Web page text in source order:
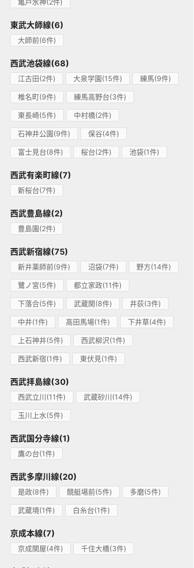
亀戸水神(2件)
東武大師線(6)
大師前(6件)
西武池袋線(68)
江古田(2件) 大泉学園(15件) 練馬(9件)
椎名町(9件) 練馬高野台(3件)
東長崎(5件) 中村橋(2件)
石神井公園(9件) 保谷(4件)
富士見台(8件) 桜台(2件) 池袋(1件)
西武有楽町線(7)
新桜台(7件)
西武豊島線(2)
豊島園(2件)
西武新宿線(75)
新井薬師前(9件) 沼袋(7件) 野方(14件)
鷺ノ宮(5件) 都立家政(11件)
下落合(5件) 武蔵関(8件) 井荻(3件)
中井(1件) 高田馬場(1件) 下井草(4件)
上石神井(5件) 西武柳沢(1件)
西武新宿(1件) 東伏見(1件)
西武拝島線(30)
西武立川(11件) 武蔵砂川(14件)
玉川上水(5件)
西武国分寺線(1)
鷹の台(1件)
西武多摩川線(20)
是政(8件) 競艇場前(5件) 多磨(5件)
武蔵境(1件) 白糸台(1件)
京成本線(7)
京成関屋(4件) 千住大橋(3件)